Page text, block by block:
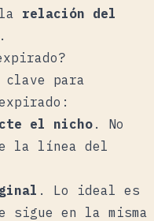
relación del
clave para
el nicho . No
la línea del
. Lo ideal es
sigue en la misma